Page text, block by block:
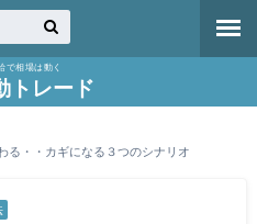
で相場は動く
トレード
る・・カギになる３つのシナリオ